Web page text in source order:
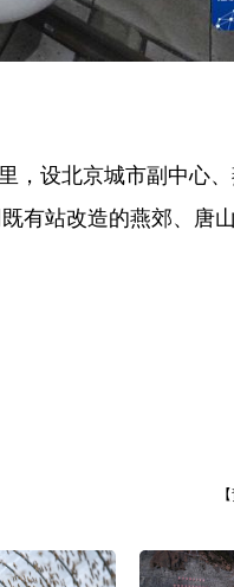
设北京城市副中心、
有站改造的燕郊、唐